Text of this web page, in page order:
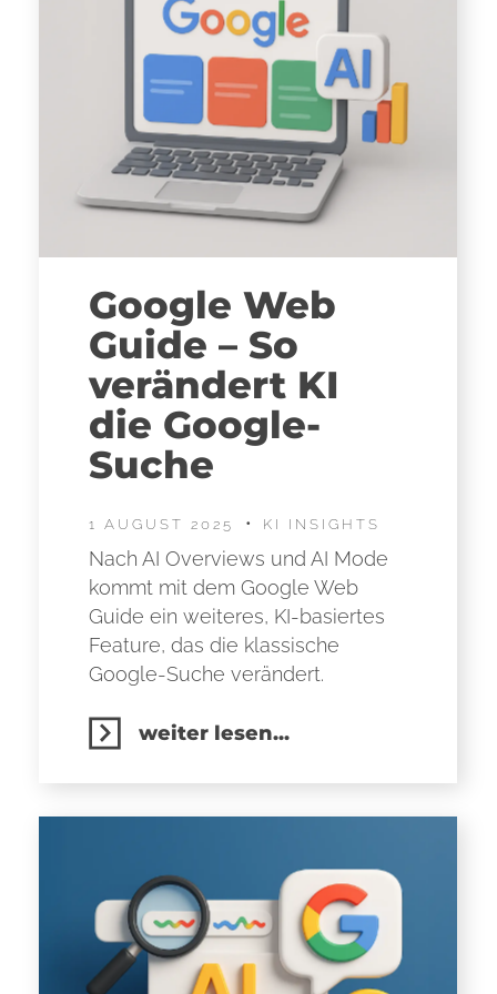
Google Web
Guide – So
verändert KI
die Google-
Suche
1 AUGUST 2025 KI INSIGHTS
Nach AI Overviews und AI Mode
kommt mit dem Google Web
Guide ein weiteres, KI-basiertes
Feature, das die klassische
Google-Suche verändert.
weiter lesen...